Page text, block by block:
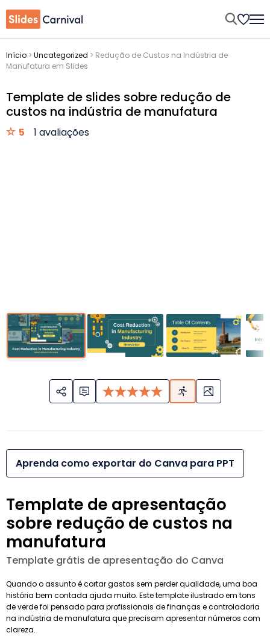
Início > Uncategorized > Redução de Custos na Indústria de
Manufatura em Slides
Template de slides sobre redução de
custos na indústria de manufatura
5 1 avaliações
Aprenda como exportar do Canva para PPT
Template de apresentação
sobre redução de custos na
manufatura
Template grátis de apresentação do Canva
Quando o assunto é cortar gastos sem perder qualidade, uma boa
história bem contada ajuda muito. Este template ilustrado em tons
de verde foi pensado para profissionais de finanças e controladoria
na indústria de manufatura que precisam apresentar números com
clareza.